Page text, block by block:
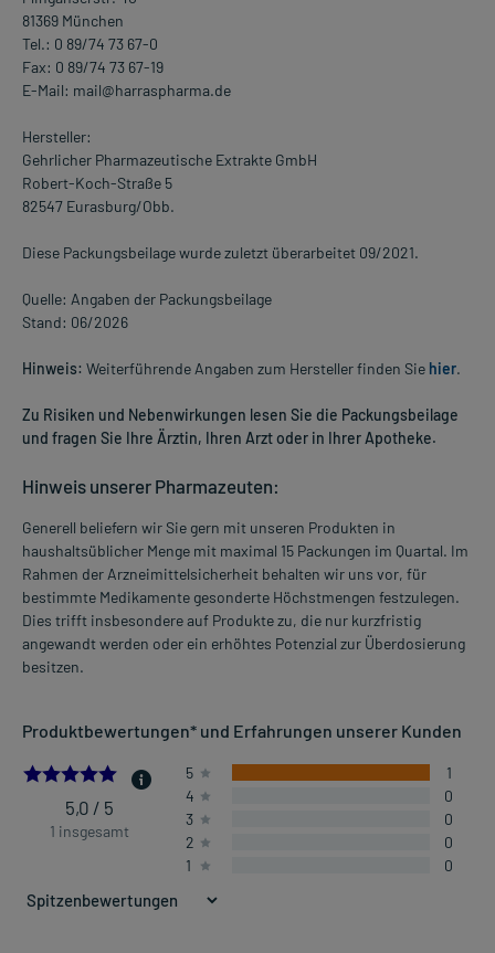
81369 München
Tel.: 0 89/74 73 67-0
Fax: 0 89/74 73 67-19
E-Mail: mail@harraspharma.de
Hersteller:
Gehrlicher Pharmazeutische Extrakte GmbH
Robert-Koch-Straße 5
82547 Eurasburg/Obb.
Diese Packungsbeilage wurde zuletzt überarbeitet 09/2021.
Quelle: Angaben der Packungsbeilage
Stand: 06/2026
Hinweis: Weiterführende Angaben zum Hersteller finden Sie hier.
Zu Risiken und Nebenwirkungen lesen Sie die Packungsbeilage
und fragen Sie Ihre Ärztin, Ihren Arzt oder in Ihrer Apotheke.
Hinweis unserer Pharmazeuten:
Generell beliefern wir Sie gern mit unseren Produkten in
haushaltsüblicher Menge mit maximal 15 Packungen im Quartal. Im
Rahmen der Arzneimittelsicherheit behalten wir uns vor, für
bestimmte Medikamente gesonderte Höchstmengen festzulegen.
Dies trifft insbesondere auf Produkte zu, die nur kurzfristig
angewandt werden oder ein erhöhtes Potenzial zur Überdosierung
besitzen.
Produktbewertungen* und Erfahrungen unserer Kunden
5.0
5,0 / 5
1 insgesamt
5
1
4
0
3
0
2
0
1
0